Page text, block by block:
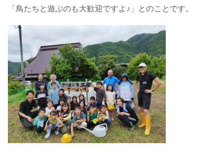
「鳥たちと遊ぶのも大歓迎ですよ♪」とのことです。